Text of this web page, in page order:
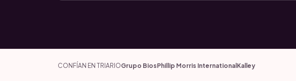
CONFÍAN EN TRIARIOGrupo BiosPhillip Morris International Kalley